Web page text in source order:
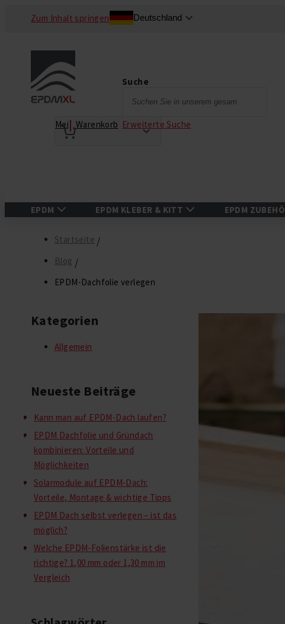
Zum Inhalt springen Deutschland
Mein Warenkorb
Suche
Erweiterte Suche
EPDM EPDM KLEBER & KITT EPDM
Startseite
Blog
EPDM-Dachfolie verlegen
Kategorien
Allgemein
Neueste Beiträge
Kann man auf EPDM-Dach laufen?
EPDM Dachfolie und Gründach
kombinieren: Vorteile und
Möglichkeiten
Solarmodule auf EPDM-Dach:
Vorteile, Montage & wichtige Tipps
EPDM Dach selbst verlegen – ist das
möglich?
Welche EPDM-Folienstärke ist die
richtige? 1,00 mm oder 1,30 mm im
Vergleich